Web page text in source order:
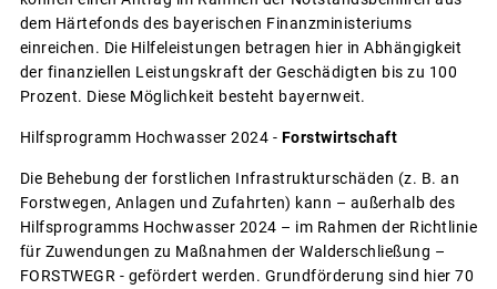
dem Härtefonds des bayerischen Finanzministeriums
einreichen. Die Hilfeleistungen betragen hier in Abhängigkeit
der finanziellen Leistungskraft der Geschädigten bis zu 100
Prozent. Diese Möglichkeit besteht bayernweit.
Hilfsprogramm Hochwasser 2024 - Forstwirtschaft
Die Behebung der forstlichen Infrastrukturschäden (z. B. an
Forstwegen, Anlagen und Zufahrten) kann – außerhalb des
Hilfsprogramms Hochwasser 2024 – im Rahmen der Richtlinie
für Zuwendungen zu Maßnahmen der Walderschließung –
FORSTWEGR - gefördert werden. Grundförderung sind hier 70